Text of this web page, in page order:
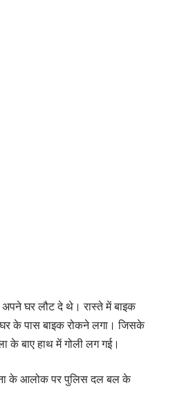
अपने घर लौट दे थे। रास्ते में बाइक
घर के पास बाइक रोकने लगा। जिसके
के बाए हाथ में गोली लग गई।
के आलोक पर पुलिस दल बल के